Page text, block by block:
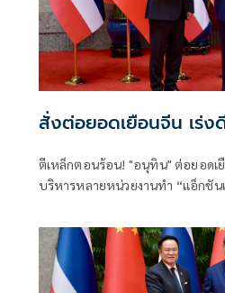
สั่งต่อยอดเยือนจีน เร่ง
ตีเหล็กตอนร้อน! "อนุทิน" ต่อยอดเยือนจีน สั่งรัฐมนตรี ผู้
บริหารหลายหน่วยงานทำ “แอ็กชั
การปราบปรามอาชญากรรมข้ามชา
แห่งอนาคตทั้งเอไอและอีวี ชูวิศวกร
ระเบียบ ลุยปฏิรูปราชการ-สร้างคน
ระดมพลังคนไทยยกกำลังประเทศ